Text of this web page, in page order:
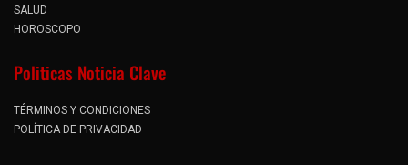
SALUD
HOROSCOPO
Politicas Noticia Clave
TÉRMINOS Y CONDICIONES
POLÍTICA DE PRIVACIDAD